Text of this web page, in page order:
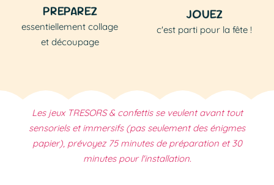
PREPAREZ
essentiellement collage
et découpage
JOUEZ
c'est parti pour la fête !
Les jeux TRESORS & confettis se veulent avant tout
sensoriels et immersifs (pas seulement des énigmes
papier), prévoyez 75minutes de préparation et30
minutes pour l'installation.